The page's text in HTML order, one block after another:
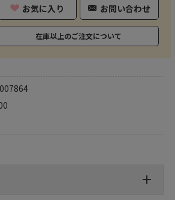
お気に入り お問い合わせ
在庫以上のご注文について